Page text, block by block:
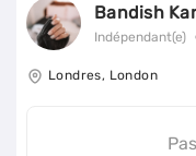
Bandish
Indépendant(e)
Londres, London